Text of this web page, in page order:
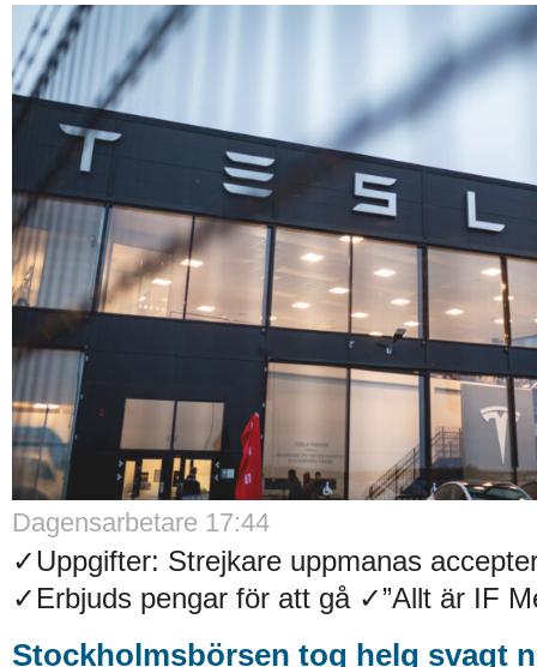
Dagensarbetare 17:44
✓Uppgifter: Strejkare uppmanas
✓Erbjuds pengar för att gå ✓”Allt är IF
Stockholmsbörsen tog helg svagt